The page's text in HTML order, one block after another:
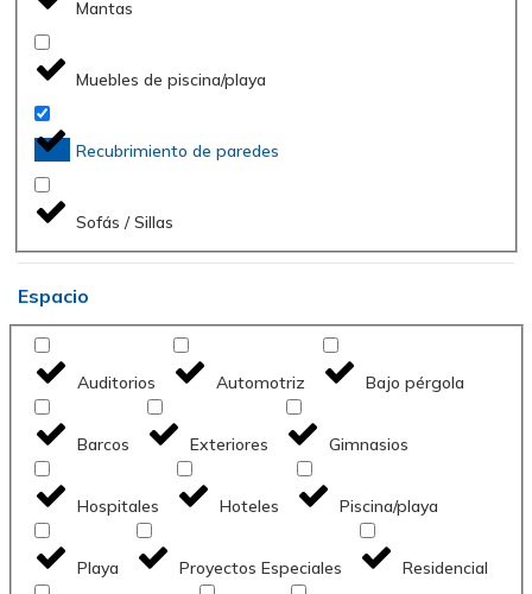
Mantas
Muebles de piscina/playa
Recubrimiento de paredes
Sofás / Sillas
Espacio
Auditorios Automotriz Bajo pérgola
Barcos Exteriores Gimnasios
Hospitales Hoteles Piscina/playa
Playa Proyectos Especiales Residencial